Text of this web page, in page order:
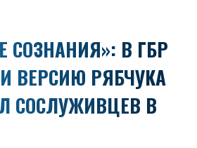
СОЗНАНИЯ»: В ГБР
ВЕРСИЮ РЯБЧУКА
СОСЛУЖИВЦЕВ В